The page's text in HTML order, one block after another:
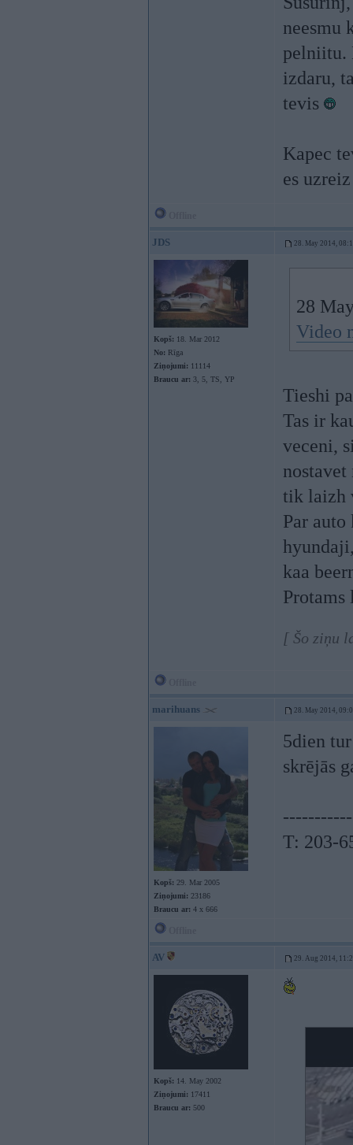
neesmu
pelniitu.
izdaru,
tevis
Kapec
es
JDS 28. May 2014,
Kopš: 18. Mar 2012
No: Rīga
Ziņojumi: 11114
Braucu ar: 3, 5, TS, YP
28
Video
Tieshi
Tas ir
veceni,
tik laizh
Par auto
kaa
[ Šo ziņu
marihuans 28. May 2014,
Kopš: 29. Mar 2005
Ziņojumi: 23186
Braucu ar: 4 x 666
5dien
skrējās
T: 203-
AV 29. Aug 2014,
Kopš: 14. May 2002
Ziņojumi: 17411
Braucu ar: 500